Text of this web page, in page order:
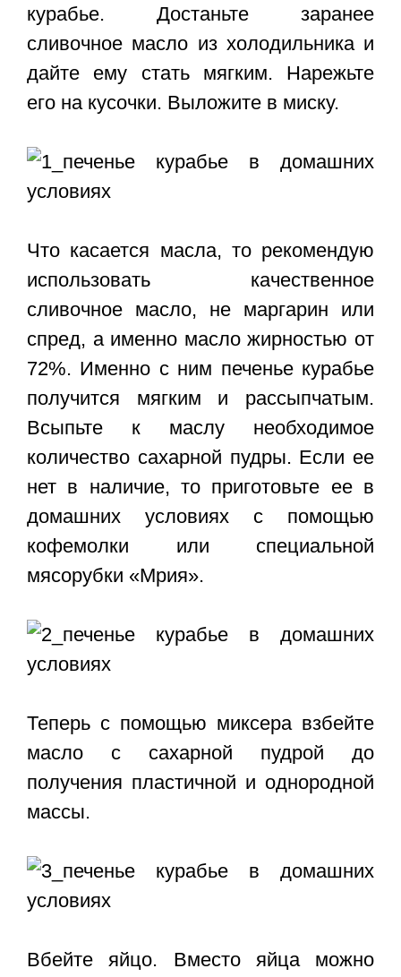
курабье. Достаньте заранее
сливочное масло из холодильника и
дайте ему стать мягким. Нарежьте
его на кусочки. Выложите в миску.
Что касается масла, то рекомендую
использовать качественное
сливочное масло, не маргарин или
спред, а именно масло жирностью от
72%. Именно с ним печенье курабье
получится мягким и рассыпчатым.
Всыпьте к маслу необходимое
количество сахарной пудры. Если ее
нет в наличие, то приготовьте ее в
домашних условиях с помощью
кофемолки или специальной
мясорубки «Мрия».
Теперь с помощью миксера взбейте
масло с сахарной пудрой до
получения пластичной и однородной
массы.
Вбейте яйцо. Вместо яйца можно